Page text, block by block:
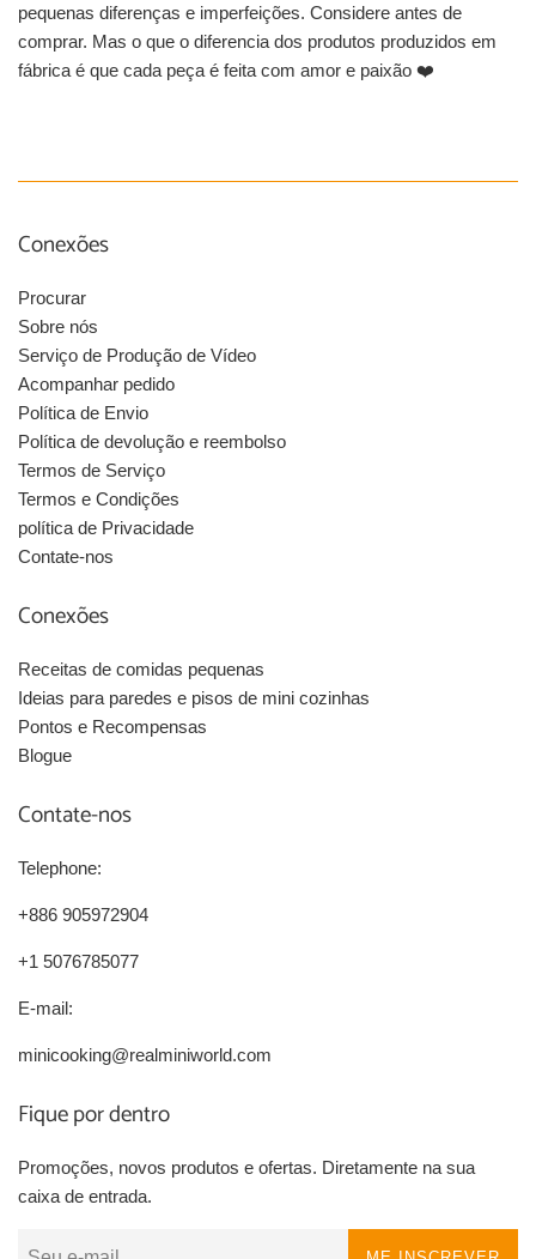
pequenas diferenças e imperfeições. Considere antes de
comprar. Mas o que o diferencia dos produtos produzidos em
fábrica é que cada peça é feita com amor e paixão ❤️
Conexões
Procurar
Sobre nós
Serviço de Produção de Vídeo
Acompanhar pedido
Política de Envio
Política de devolução e reembolso
Termos de Serviço
Termos e Condições
política de Privacidade
Contate-nos
Conexões
Receitas de comidas pequenas
Ideias para paredes e pisos de mini cozinhas
Pontos e Recompensas
Blogue
Contate-nos
Telephone:
+886 905972904
+1 5076785077
E-mail:
minicooking@realminiworld.com
Fique por dentro
Promoções, novos produtos e ofertas. Diretamente na sua
caixa de entrada.